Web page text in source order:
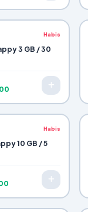
Habis
3 GB / 30
Habis
10 GB / 5